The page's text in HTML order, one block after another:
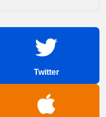
Twitter